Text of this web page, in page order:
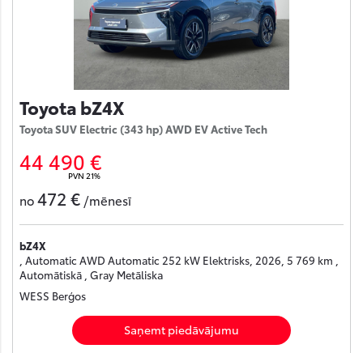
Toyota bZ4X
Toyota SUV Electric (343 hp) AWD EV Active Tech
44 490 €
PVN 21%
no472 € /mēnesī
bZ4X
, Automatic AWD Automatic 252 kW Elektrisks, 2026, 5 769 km ,
Automātiskā , Gray Metāliska
WESS Berģos
Saņemt piedāvājumu